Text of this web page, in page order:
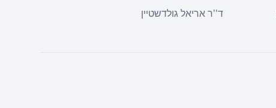
ד''ר אריאל גולדשטיין